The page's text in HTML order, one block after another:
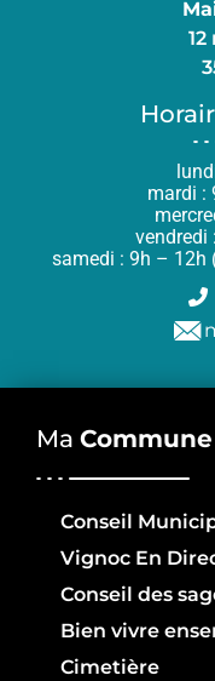
mardi :
samedi : 9h – 12h
Ma Commune
Conseil
Vignoc En
Conseil des
Bien vivre
Cimetière